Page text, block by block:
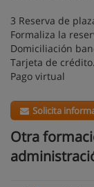
3 Reserva de
Formaliza la
Domiciliación
Tarjeta de crédito.
Pago virtual
Solicita
Otra